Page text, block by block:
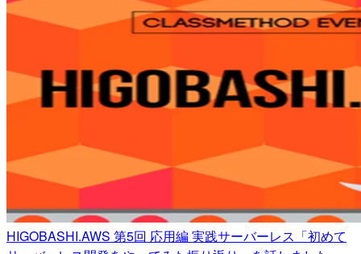
HIGOBASHI.AWS 第5回 応用編 実践サーバーレス「初めて